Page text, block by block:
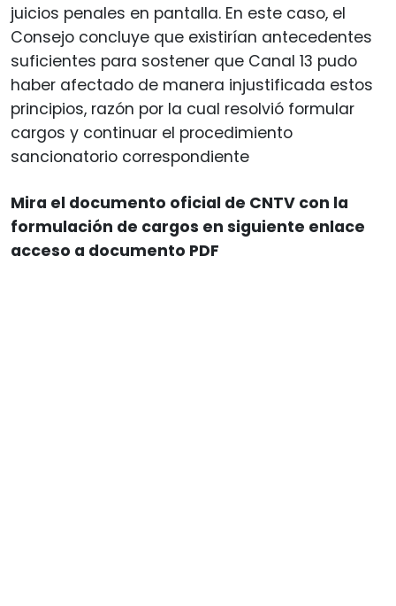
juicios penales en pantalla. En este caso, el
Consejo concluye que existirían antecedentes
suficientes para sostener que Canal 13 pudo
haber afectado de manera injustificada estos
principios, razón por la cual resolvió formular
cargos y continuar el procedimiento
sancionatorio correspondiente
Mira el documento oficial de CNTV con la
formulación de cargos en siguiente enlace
acceso a documento PDF